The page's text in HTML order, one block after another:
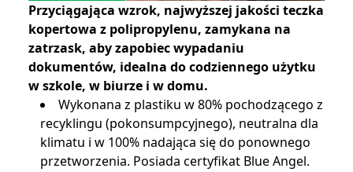
Przyciągająca wzrok, najwyższej jakości teczka
kopertowa z polipropylenu, zamykana na
zatrzask, aby zapobiec wypadaniu
dokumentów, idealna do codziennego użytku
w szkole, w biurze i w domu.
Wykonana z plastiku w 80% pochodzącego z
recyklingu (pokonsumpcyjnego), neutralna dla
klimatu i w 100% nadająca się do ponownego
przetworzenia. Posiada certyfikat Blue Angel.